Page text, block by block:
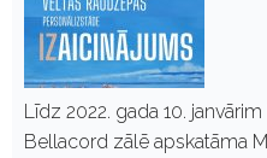
3
Līdz 2022. gada 10. janvārim
Bellacord zālē apskatāma